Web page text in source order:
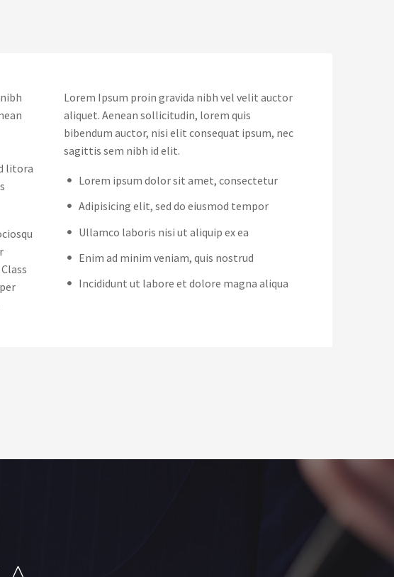
litora
Lorem Ipsum proin gravida nibh vel velit auctor
aliquet. Aenean sollicitudin, lorem quis
bibendum auctor, nisi elit consequat ipsum, nec
sagittis sem nibh id elit.
Lorem ipsum dolor sit amet, consectetur
Adipisicing elit, sed do eiusmod tempor
Ullamco laboris nisi ut aliquip ex ea
Enim ad minim veniam, quis nostrud
Incididunt ut labore et dolore magna aliqua